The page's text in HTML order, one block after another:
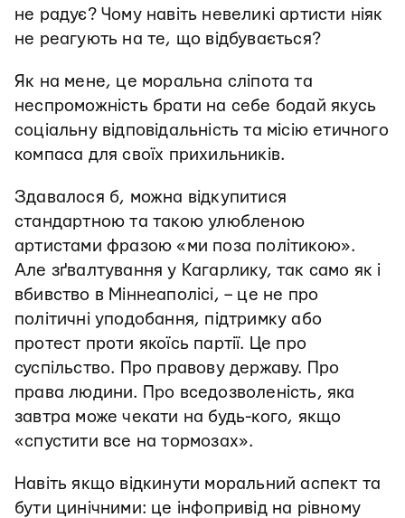
не радує? Чому навіть невеликі артисти ніяк
не реагують на те, що відбувається?
Як на мене, це моральна сліпота та
неспроможність брати на себе бодай якусь
соціальну відповідальність та місію етичного
компаса для своїх прихильників.
Здавалося б, можна відкупитися
стандартною та такою улюбленою
артистами фразою «ми поза політикою».
Але зґвалтування у Кагарлику, так само як і
вбивство в Міннеаполісі, – це не про
політичні уподобання, підтримку або
протест проти якоїсь партії. Це про
суспільство. Про правову державу. Про
права людини. Про вседозволеність, яка
завтра може чекати на будь-кого, якщо
«спустити все на тормозах».
Навіть якщо відкинути моральний аспект та
бути цинічними: це інфопривід на рівному